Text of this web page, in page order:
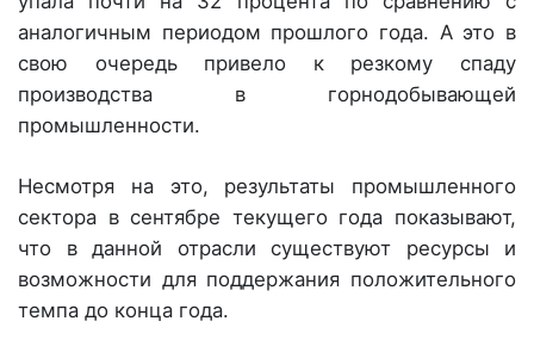
аналогичным периодом прошлого года. А это в
свою очередь привело к резкому спаду
производства в горнодобывающей
промышленности.
Несмотря на это, результаты промышленного
сектора в сентябре текущего года показывают,
что в данной отрасли существуют ресурсы и
возможности для поддержания положительного
темпа до конца года.